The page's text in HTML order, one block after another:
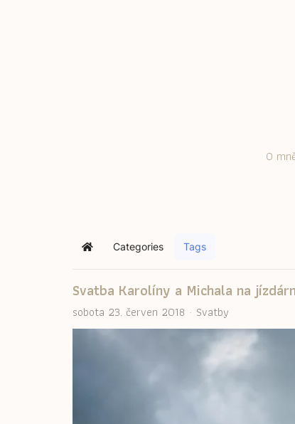
O
Home Categories Tags
Svatba Karolíny a Michala na
sobota 23. červen 2018 Svatby